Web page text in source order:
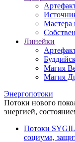
Линейки
Магия
Магия
Энергопотоки
Потоки нового
энергией,
Потоки
социума,